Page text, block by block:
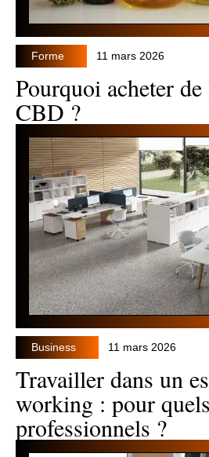
Forme 11 mars 2026
Pourquoi acheter
CBD ?
Business 11 mars 2026
Travailler dans un
working : pour
professionnels ?